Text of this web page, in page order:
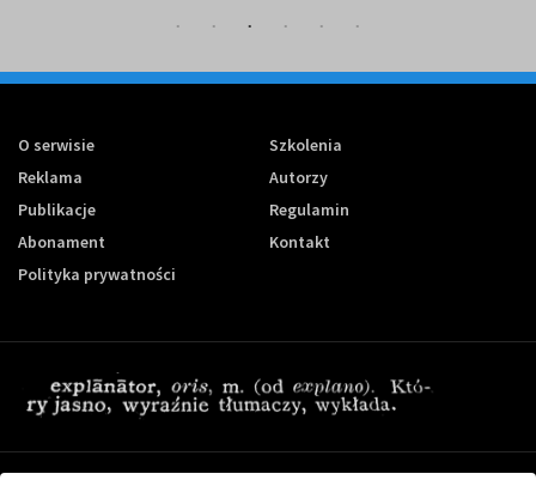
O serwisie
Szkolenia
Reklama
Autorzy
Publikacje
Regulamin
Abonament
Kontakt
Polityka prywatności